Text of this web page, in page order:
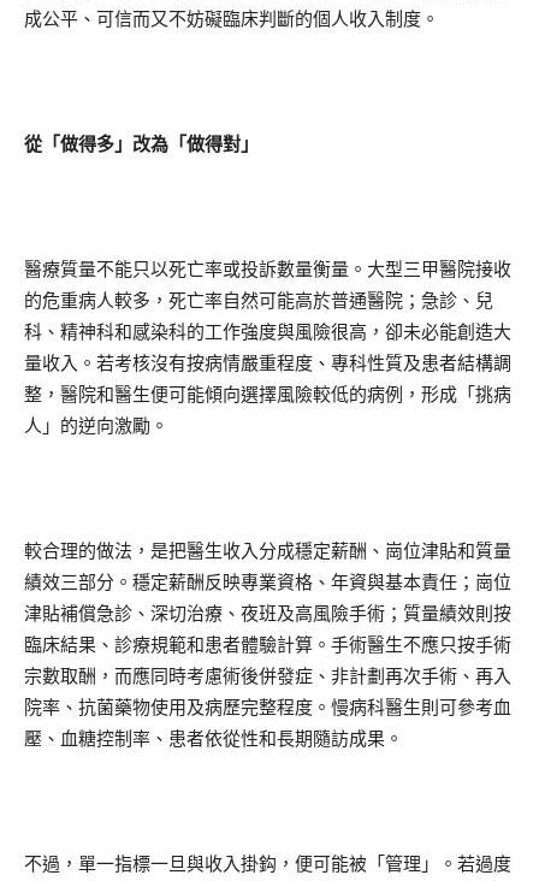
成公平、可信而又不妨礙臨床判斷的個人收入制度。
從「做得多」改為「做得對」
醫療質量不能只以死亡率或投訴數量衡量。大型三甲醫院接收
的危重病人較多，死亡率自然可能高於普通醫院；急診、兒
科、精神科和感染科的工作強度與風險很高，卻未必能創造大
量收入。若考核沒有按病情嚴重程度、專科性質及患者結構調
整，醫院和醫生便可能傾向選擇風險較低的病例，形成「挑病
人」的逆向激勵。
較合理的做法，是把醫生收入分成穩定薪酬、崗位津貼和質量
績效三部分。穩定薪酬反映專業資格、年資與基本責任；崗位
津貼補償急診、深切治療、夜班及高風險手術；質量績效則按
臨床結果、診療規範和患者體驗計算。手術醫生不應只按手術
宗數取酬，而應同時考慮術後併發症、非計劃再次手術、再入
院率、抗菌藥物使用及病歷完整程度。慢病科醫生則可參考血
壓、血糖控制率、患者依從性和長期隨訪成果。
不過，單一指標一旦與收入掛鈎，便可能被「管理」。若過度